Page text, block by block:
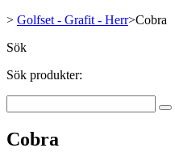
> Golfset - Grafit - Herr>Cobra
Sök
Sök produkter:
Cobra